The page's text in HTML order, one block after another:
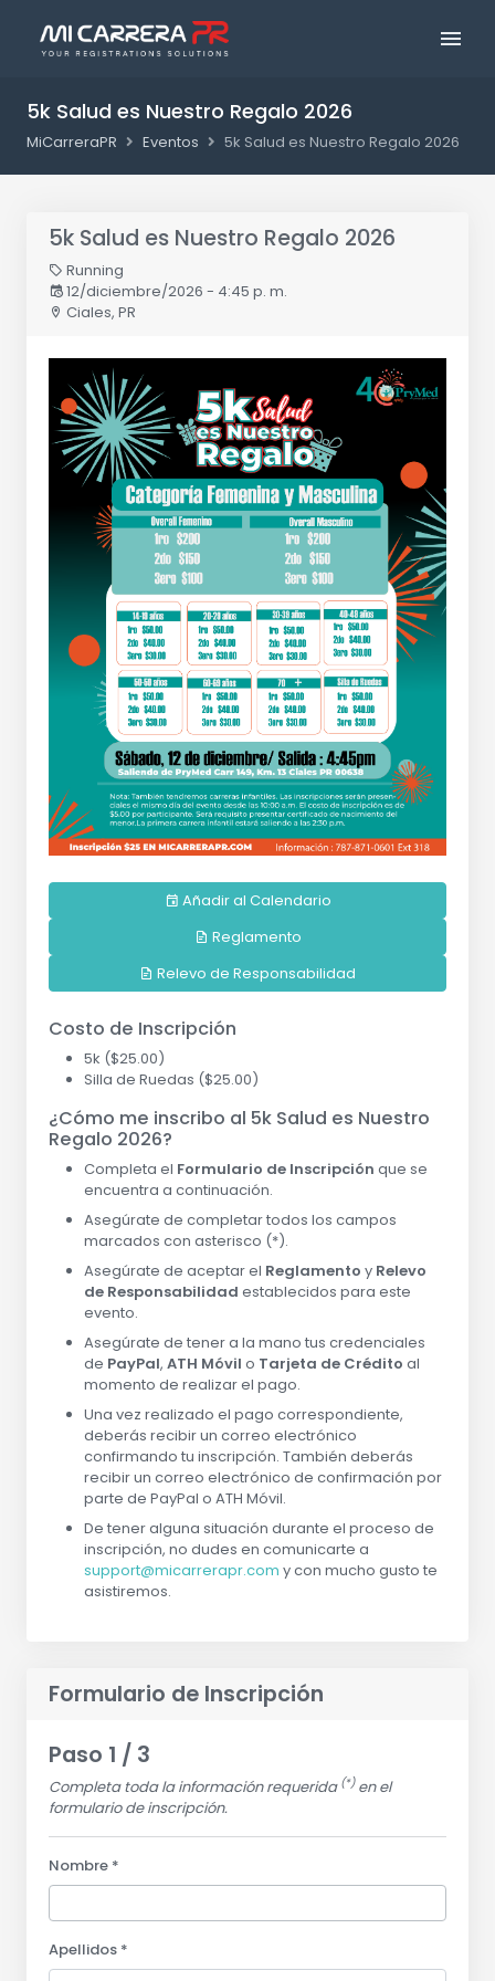
5k Salud es Nuestro Regalo 2026
MiCarreraPR Eventos 5k Salud es Nuestro Regalo 2026
5k Salud es Nuestro Regalo 2026
Running
12/diciembre/2026 - 4:45 p. m.
Ciales, PR
Añadir al Calendario
Reglamento
Relevo de Responsabilidad
Costo de Inscripción
5k ($25.00)
Silla de Ruedas ($25.00)
¿Cómo me inscribo al 5k Salud es Nuestro
Regalo 2026?
Completa el Formulario de Inscripción que se
encuentra a continuación.
Asegúrate de completar todos los campos
marcados con asterisco (*).
Asegúrate de aceptar el Reglamento y Relevo
de Responsabilidad establecidos para este
evento.
Asegúrate de tener a la mano tus credenciales
de PayPal, ATH Móvil o Tarjeta de Crédito al
momento de realizar el pago.
Una vez realizado el pago correspondiente,
deberás recibir un correo electrónico
confirmando tu inscripción. También deberás
recibir un correo electrónico de confirmación por
parte de PayPal o ATH Móvil.
De tener alguna situación durante el proceso de
inscripción, no dudes en comunicarte a
support@micarrerapr.com y con mucho gusto te
asistiremos.
Formulario de Inscripción
Paso 1 / 3
Completa toda la información requerida (*)en el
formulario de inscripción.
Nombre *
Apellidos *